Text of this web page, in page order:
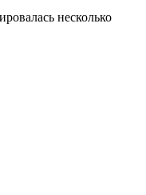
несколько